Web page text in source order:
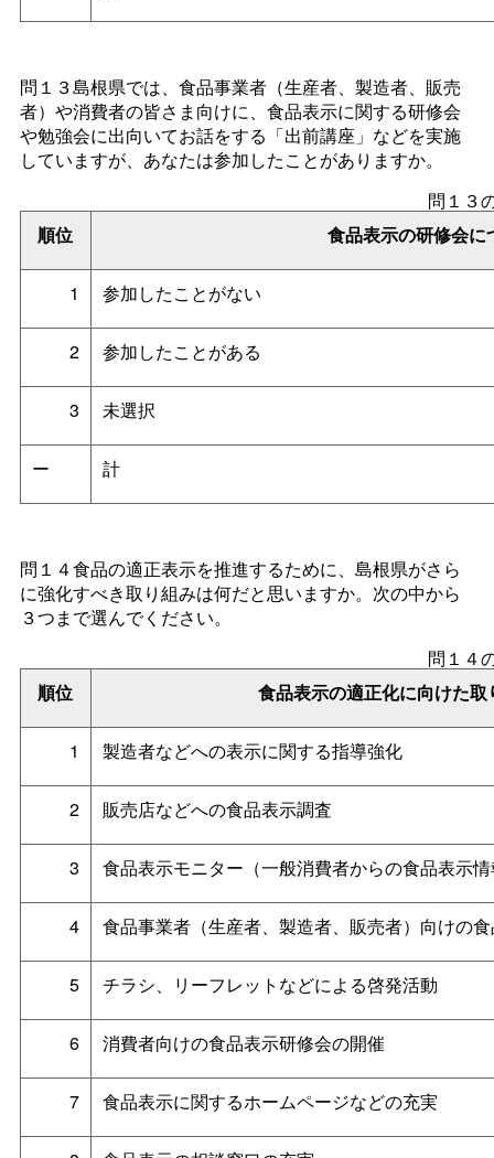
問１３島根県では、食品事業者（生産者、製造者、販売
者）や消費者の皆さま向けに、食品表示に関する研修会
や勉強会に出向いてお話をする「出前講座」などを実施
していますが、あなたは参加したことがありますか。
順位 食品表示の研修会に
問１３
1 参加したことがない
2 参加したことがある
3 未選択
ー 計
問１４食品の適正表示を推進するために、島根県がさら
に強化すべき取り組みは何だと思いますか。次の中から
３つまで選んでください。
順位 食品表示の適正化に向けた
問１４
1 製造者などへの表示に関する指導強化
2 販売店などへの食品表示調査
3 食品表示モニター（一般消費者からの食品表示
4 食品事業者（生産者、製造者、販売者）向けの
5 チラシ、リーフレットなどによる啓発活動
6 消費者向けの食品表示研修会の開催
7 食品表示に関するホームページなどの充実